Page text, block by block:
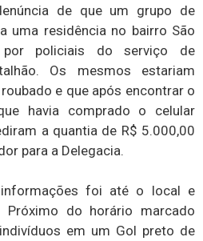
de que um grupo de
uma residência no bairro São
policiais do serviço de
Os mesmos estariam
e que após encontrar o
havia comprado o celular
a quantia de R$ 5.000,00
para a Delegacia.
foi até o local e
Próximo do horário marcado
em um Gol preto de